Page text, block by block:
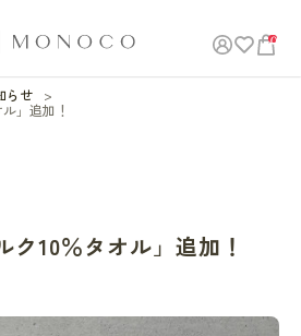
0
らせ
」追加！
ク10％タオル」追加！